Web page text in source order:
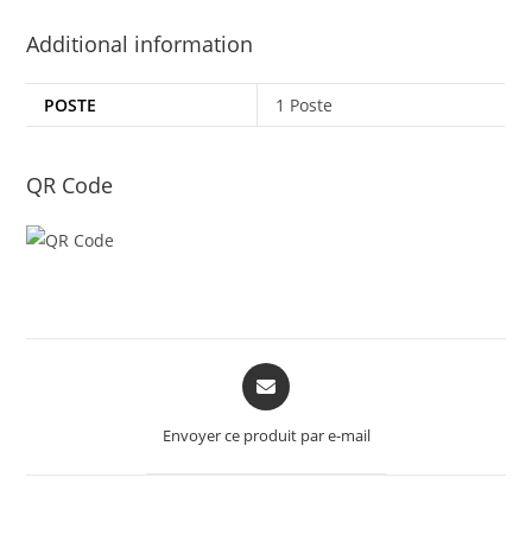
Additional information
POSTE 1 Poste
QR Code
Opens
in
new
Envoyer ce produit par e-mail